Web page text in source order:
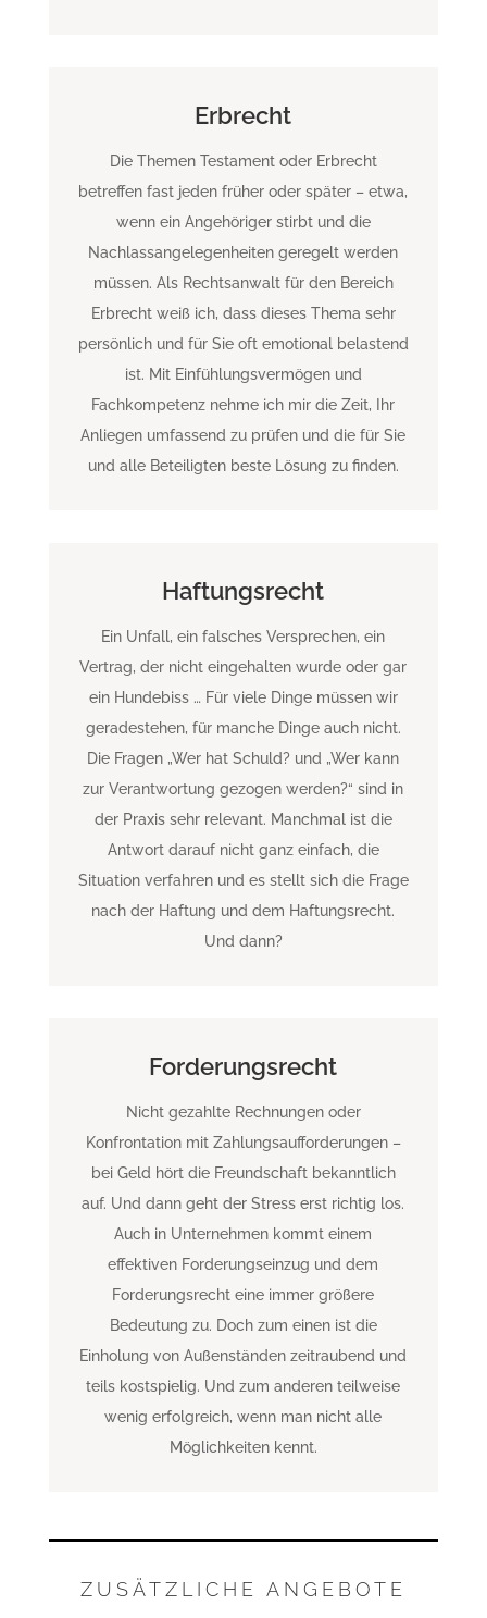
Erbrecht
Die Themen Testament oder Erbrecht
betreffen fast jeden früher oder später – etwa,
wenn ein Angehöriger stirbt und die
Nachlassangelegenheiten geregelt werden
müssen. Als Rechtsanwalt für den Bereich
Erbrecht weiß ich, dass dieses Thema sehr
persönlich und für Sie oft emotional belastend
ist. Mit Einfühlungsvermögen und
Fachkompetenz nehme ich mir die Zeit, Ihr
Anliegen umfassend zu prüfen und die für Sie
und alle Beteiligten beste Lösung zu finden.
Haftungsrecht
Ein Unfall, ein falsches Versprechen, ein
Vertrag, der nicht eingehalten wurde oder gar
ein Hundebiss … Für viele Dinge müssen wir
geradestehen, für manche Dinge auch nicht.
Die Fragen „Wer hat Schuld? und „Wer kann
zur Verantwortung gezogen werden?“ sind in
der Praxis sehr relevant. Manchmal ist die
Antwort darauf nicht ganz einfach, die
Situation verfahren und es stellt sich die Frage
nach der Haftung und dem Haftungsrecht.
Und dann?
Forderungsrecht
Nicht gezahlte Rechnungen oder
Konfrontation mit Zahlungsaufforderungen –
bei Geld hört die Freundschaft bekanntlich
auf. Und dann geht der Stress erst richtig los.
Auch in Unternehmen kommt einem
effektiven Forderungseinzug und dem
Forderungsrecht eine immer größere
Bedeutung zu. Doch zum einen ist die
Einholung von Außenständen zeitraubend und
teils kostspielig. Und zum anderen teilweise
wenig erfolgreich, wenn man nicht alle
Möglichkeiten kennt.
ZUSÄTZLICHE ANGEBOTE